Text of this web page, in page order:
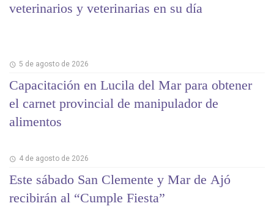
veterinarios y veterinarias en su día
5 de agosto de 2026
Capacitación en Lucila del Mar para obtener
el carnet provincial de manipulador de
alimentos
4 de agosto de 2026
Este sábado San Clemente y Mar de Ajó
recibirán al “Cumple Fiesta”